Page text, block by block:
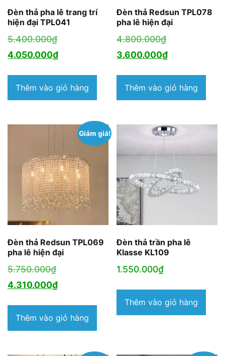
Đèn thả pha lê trang trí
hiện đại TPL041
5.400.000₫Giá
gốc
5.400.000₫.
4.050.000₫Giá
tại
là:
Thêm vào giỏ hàng
Đèn thả Redsun TPL078
pha lê hiện đại
4.800.000₫Giá
gốc
4.800.000₫.
3.600.000₫Giá
tại
là:
Thêm vào giỏ hàng
Giảm giá!
Đèn thả Redsun TPL069
pha lê hiện đại
5.750.000₫Giá
gốc
5.750.000₫.
4.310.000₫Giá
tại
là:
Thêm vào giỏ hàng
Đèn thả trần pha lê
Klasse KL109
1.550.000₫
Thêm vào giỏ hàng